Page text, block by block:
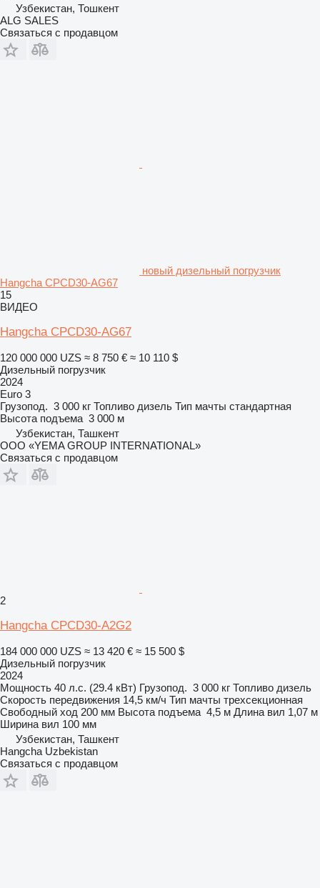
Узбекистан, Тошкент
ALG SALES
Связаться с продавцом
новый дизельный погрузчик
Hangcha CPCD30-AG67
15
ВИДЕО
Hangcha CPCD30-AG67
120 000 000 UZS ≈ 8 750 € ≈ 10 110 $
Дизельный погрузчик
2024
Euro 3
Грузопод. 3 000 кг Топливо дизель Тип мачты стандартная
Высота подъема 3 000 м
Узбекистан, Ташкент
ООО «YEMA GROUP INTERNATIONAL»
Связаться с продавцом
2
Hangcha CPCD30-A2G2
184 000 000 UZS ≈ 13 420 € ≈ 15 500 $
Дизельный погрузчик
2024
Мощность 40 л.с. (29.4 кВт) Грузопод. 3 000 кг Топливо дизель
Скорость передвижения 14,5 км/ч Тип мачты трехсекционная
Свободный ход 200 мм Высота подъема 4,5 м Длина вил 1,07 м
Ширина вил 100 мм
Узбекистан, Ташкент
Hangcha Uzbekistan
Связаться с продавцом